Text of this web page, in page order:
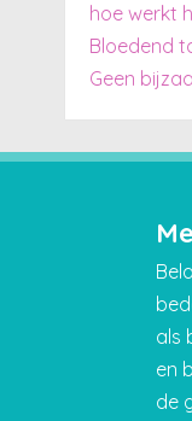
hoe werkt
Bloedend
Geen
als
en
de